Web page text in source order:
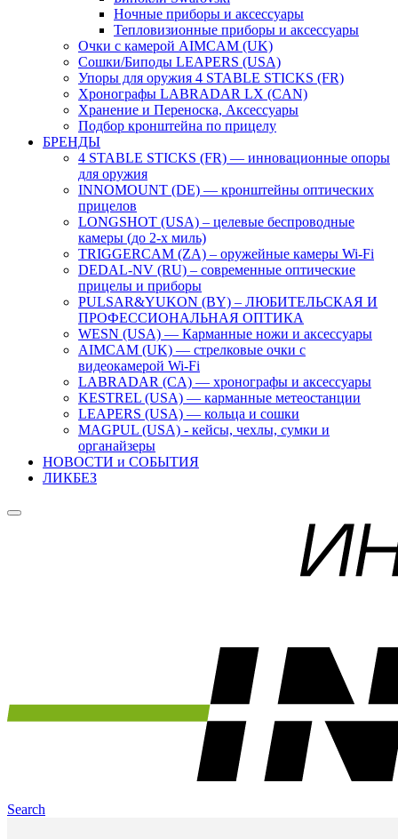
Ночные приборы и аксессуары
Тепловизионные приборы и аксессуары
Очки с камерой AIMCAM (UK)
Сошки/Биподы LEAPERS (USA)
Упоры для оружия 4 STABLE STICKS (FR)
Хронографы LABRADAR LX (CAN)
Хранение и Переноска, Аксессуары
Подбор кронштейна по прицелу
БРЕНДЫ
4 STABLE STICKS (FR) — инновационные опоры
для оружия
INNOMOUNT (DE) — кронштейны оптических
прицелов
LONGSHOT (USA) – целевые беспроводные
камеры (до 2-х миль)
TRIGGERCAM (ZA) – оружейные камеры Wi-Fi
DEDAL-NV (RU) – современные оптические
прицелы и приборы
PULSAR&YUKON (BY) – ЛЮБИТЕЛЬСКАЯ И
ПРОФЕССИОНАЛЬНАЯ ОПТИКА
WESN (USA) — Карманные ножи и аксессуары
AIMCAM (UK) — стрелковые очки с
видеокамерой Wi-Fi
LABRADAR (CA) — хронографы и аксессуары
KESTREL (USA) — карманные метеостанции
LEAPERS (USA) — кольца и сошки
MAGPUL (USA) - кейсы, чехлы, сумки и
органайзеры
НОВОСТИ и СОБЫТИЯ
ЛИКБЕЗ
Search